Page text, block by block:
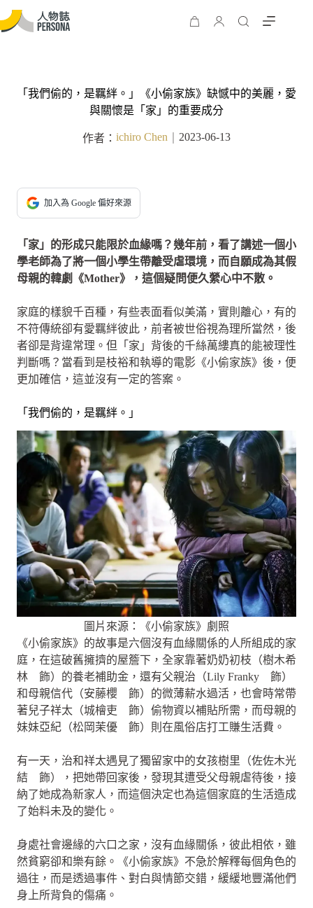
「我們偷的，是羈絆。」《小偷家族》缺憾中的美麗，愛
與關懷是「家」的重要成分
作者： ichiro Chen 2023-06-13
加入為 Google 偏好來源
「家」的形成只能限於血緣嗎？幾年前，看了講述一個小
學老師為了將一個小學生帶離受虐環境，而自願成為其假
母親的韓劇《Mother》，這個疑問便久縈心中不散。
家庭的樣貌千百種，有些表面看似美滿，實則離心，有的
不符傳統卻有愛羈絆彼此，前者被世俗視為理所當然，後
者卻是背違常理。但「家」背後的千絲萬縷真的能被理性
判斷嗎？當看到是枝裕和執導的電影《小偷家族》後，便
更加確信，這並沒有一定的答案。
「我們偷的，是羈絆。」
圖片來源：《小偷家族》劇照
《小偷家族》的故事是六個沒有血緣關係的人所組成的家
庭，在這破舊擁擠的屋簷下，全家靠著奶奶初枝（樹木希
林 飾）的養老補助金，還有父親治（Lily Franky 飾）
和母親信代（安藤櫻 飾）的微薄薪水過活，也會時常帶
著兒子祥太（城檜吏 飾）偷物資以補貼所需，而母親的
妹妹亞紀（松岡茉優 飾）則在風俗店打工賺生活費。
有一天，治和祥太遇見了獨留家中的女孩樹里（佐佐木光
結 飾），把她帶回家後，發現其遭受父母親虐待後，接
納了她成為新家人，而這個決定也為這個家庭的生活造成
了始料未及的變化。
身處社會邊緣的六口之家，沒有血緣關係，彼此相依，雖
然貧窮卻和樂有餘。《小偷家族》不急於解釋每個角色的
過往，而是透過事件、對白與情節交錯，緩緩地豐滿他們
身上所背負的傷痛。